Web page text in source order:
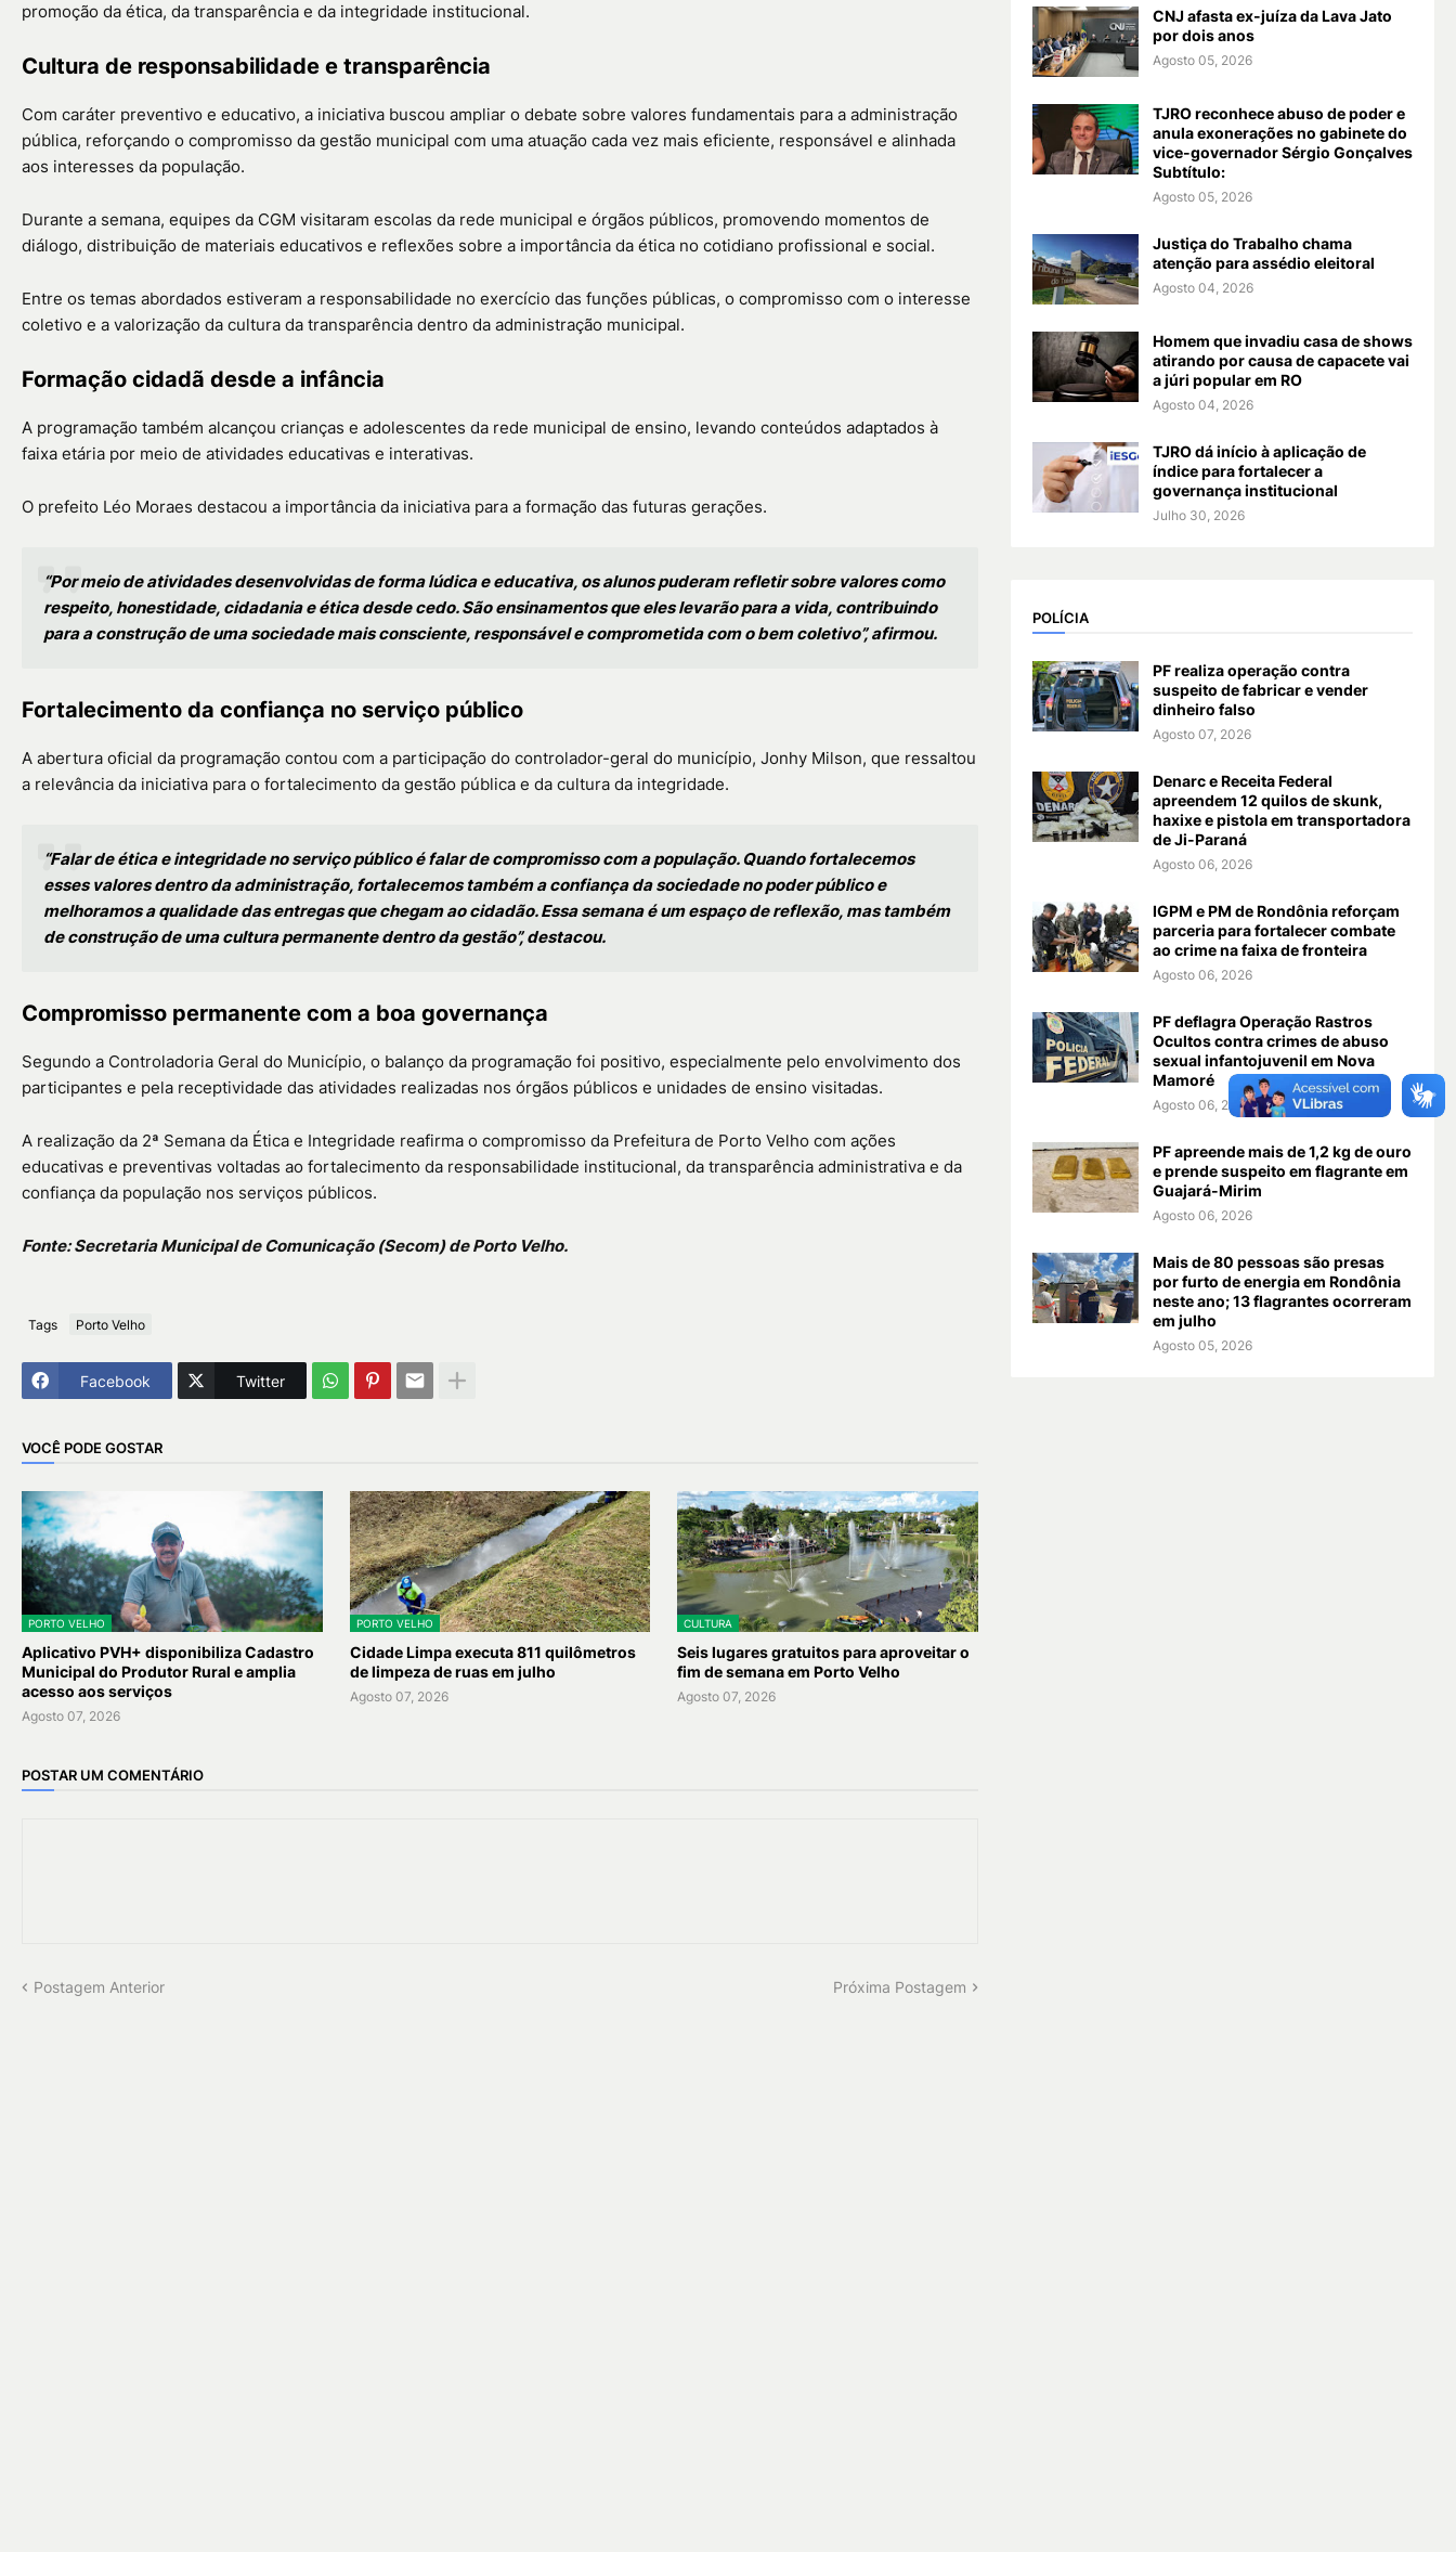
promoção da ética, da transparência e da integridade institucional.
Cultura de responsabilidade e transparência
Com caráter preventivo e educativo, a iniciativa buscou ampliar o debate sobre valores fundamentais para a administração
pública, reforçando o compromisso da gestão municipal com uma atuação cada vez mais eficiente, responsável e alinhada
aos interesses da população.
Durante a semana, equipes da CGM visitaram escolas da rede municipal e órgãos públicos, promovendo momentos de
diálogo, distribuição de materiais educativos e reflexões sobre a importância da ética no cotidiano profissional e social.
Entre os temas abordados estiveram a responsabilidade no exercício das funções públicas, o compromisso com o interesse
coletivo e a valorização da cultura da transparência dentro da administração municipal.
Formação cidadã desde a infância
A programação também alcançou crianças e adolescentes da rede municipal de ensino, levando conteúdos adaptados à
faixa etária por meio de atividades educativas e interativas.
O prefeito Léo Moraes destacou a importância da iniciativa para a formação das futuras gerações.
“Por meio de atividades desenvolvidas de forma lúdica e educativa, os alunos puderam refletir sobre valores como
respeito, honestidade, cidadania e ética desde cedo. São ensinamentos que eles levarão para a vida, contribuindo
para a construção de uma sociedade mais consciente, responsável e comprometida com o bem coletivo”, afirmou.
Fortalecimento da confiança no serviço público
A abertura oficial da programação contou com a participação do controlador-geral do município, Jonhy Milson, que ressaltou
a relevância da iniciativa para o fortalecimento da gestão pública e da cultura da integridade.
“Falar de ética e integridade no serviço público é falar de compromisso com a população. Quando fortalecemos
esses valores dentro da administração, fortalecemos também a confiança da sociedade no poder público e
melhoramos a qualidade das entregas que chegam ao cidadão. Essa semana é um espaço de reflexão, mas também
de construção de uma cultura permanente dentro da gestão”, destacou.
Compromisso permanente com a boa governança
Segundo a Controladoria Geral do Município, o balanço da programação foi positivo, especialmente pelo envolvimento dos
participantes e pela receptividade das atividades realizadas nos órgãos públicos e unidades de ensino visitadas.
A realização da 2ª Semana da Ética e Integridade reafirma o compromisso da Prefeitura de Porto Velho com ações
educativas e preventivas voltadas ao fortalecimento da responsabilidade institucional, da transparência administrativa e da
confiança da população nos serviços públicos.
Fonte:Secretaria Municipal de Comunicação (Secom) de Porto Velho.
Tags Porto Velho
Facebook Twitter
VOCÊ PODE GOSTAR
PORTO VELHO
Aplicativo PVH+ disponibiliza Cadastro
Municipal do Produtor Rural e amplia
acesso aos serviços
Agosto 07, 2026
PORTO VELHO
Cidade Limpa executa 811 quilômetros
de limpeza de ruas em julho
Agosto 07, 2026
CULTURA
Seis lugares gratuitos para aproveitar o
fim de semana em Porto Velho
Agosto 07, 2026
POSTAR UM COMENTÁRIO
Postagem Anterior Próxima Postagem
CNJ afasta ex-juíza da Lava Jato
por dois anos
Agosto 05, 2026
TJRO reconhece abuso de poder e
anula exonerações no gabinete do
vice-governador Sérgio Gonçalves
Subtítulo:
Agosto 05, 2026
Justiça do Trabalho chama
atenção para assédio eleitoral
Agosto 04, 2026
Homem que invadiu casa de shows
atirando por causa de capacete vai
a júri popular em RO
Agosto 04, 2026
TJRO dá início à aplicação de
índice para fortalecer a
governança institucional
Julho 30, 2026
POLÍCIA
PF realiza operação contra
suspeito de fabricar e vender
dinheiro falso
Agosto 07, 2026
Denarc e Receita Federal
apreendem 12 quilos de skunk,
haxixe e pistola em transportadora
de Ji-Paraná
Agosto 06, 2026
IGPM e PM de Rondônia reforçam
parceria para fortalecer combate
ao crime na faixa de fronteira
Agosto 06, 2026
PF deflagra Operação Rastros
Ocultos contra crimes de abuso
sexual infantojuvenil em Nova
Mamoré
Agosto 06, 2026
PF apreende mais de 1,2 kg de ouro
e prende suspeito em flagrante em
Guajará-Mirim
Agosto 06, 2026
Mais de 80 pessoas são presas
por furto de energia em Rondônia
neste ano; 13 flagrantes ocorreram
em julho
Agosto 05, 2026